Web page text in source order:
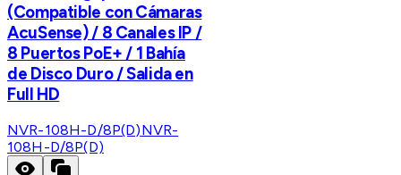
(Compatible con Cámaras
AcuSense) / 8 Canales IP /
8 Puertos PoE+ / 1 Bahía
de Disco Duro / Salida en
Full HD
NVR-108H-D/8P(D)NVR-
108H-D/8P(D)